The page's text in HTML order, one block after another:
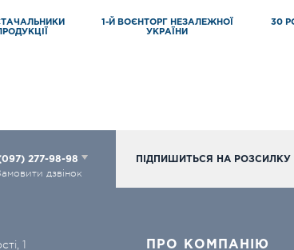
1-Й ВОЄНТОРГ НЕЗАЛЕЖНОЇ
УКРАЇНИ
30
277-98-98
дзвінок
ПІДПИШИТЬСЯ НА РОЗСИЛКУ
1 ПРО КОМПАНІЮ